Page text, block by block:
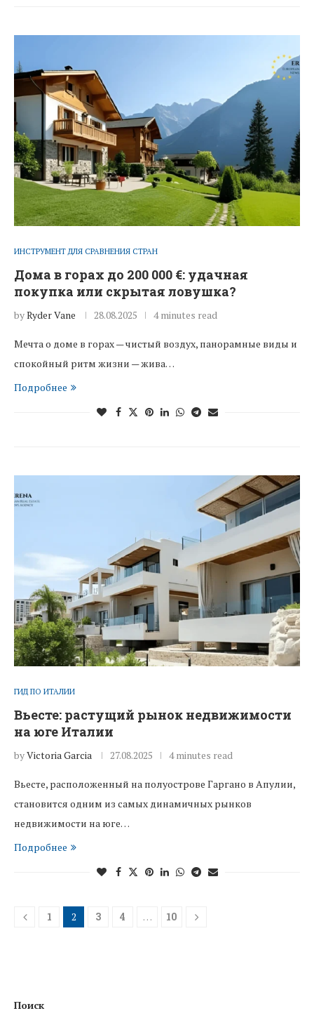
ИНСТРУМЕНТ ДЛЯ СРАВНЕНИЯ СТРАН
Дома в горах до 200 000 €: удачная
покупка или скрытая ловушка?
byRyder Vane 28.08.2025 4 minutes read
Мечта о доме в горах — чистый воздух, панорамные виды и
спокойный ритм жизни — жива…
Подробнее
ГИД ПО ИТАЛИИ
Вьесте: растущий рынок недвижимости
на юге Италии
byVictoria Garcia 27.08.2025 4 minutes read
Вьесте, расположенный на полуострове Гаргано в Апулии,
становится одним из самых динамичных рынков
недвижимости на юге…
Подробнее
1 2 3 4 … 10
Поиск